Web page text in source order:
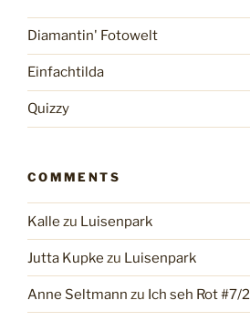
Diamantin' Fotowelt
Einfachtilda
Quizzy
COMMENTS
Kalle zu Luisenpark
Jutta Kupke zu Luisenpark
Anne Seltmann zu Ich seh Rot #7/